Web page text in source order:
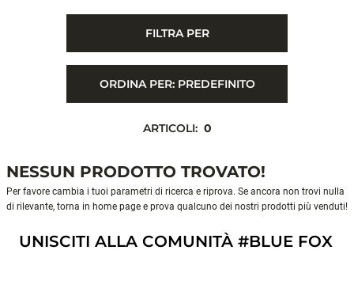
FILTRA PER
ORDINA PER: PREDEFINITO
ARTICOLI: 0
NESSUN PRODOTTO TROVATO!
Per favore cambia i tuoi parametri di ricerca e riprova. Se ancora non trovi nulla
di rilevante, torna in home page e prova qualcuno dei nostri prodotti più venduti!
UNISCITI ALLA COMUNITÀ #BLUE FOX